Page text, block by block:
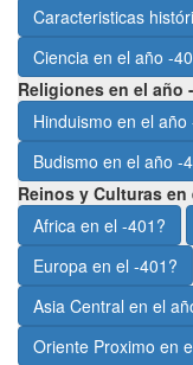
Caracteristicas
Ciencia en el año -
Religiones en el año
Hinduismo en el año
Budismo en el año -
Reinos y Culturas en
Africa en el -401?
Europa en el -401?
Asia Central en el
Oriente Proximo en